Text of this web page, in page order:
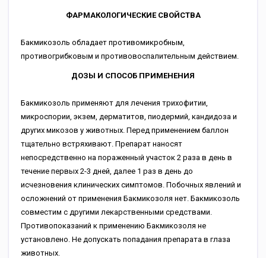
ФАРМАКОЛОГИЧЕСКИЕ СВОЙСТВА
Бакмикозоль обладает противомикробным,
противогрибковым и противовоспалительным действием.
ДОЗЫ И СПОСОБ ПРИМЕНЕНИЯ
Бакмикозоль применяют для лечения трихофитии,
микроспории, экзем, дерматитов, пиодермий, кандидоза и
других микозов у животных. Перед применением баллон
тщательно встряхивают. Препарат наносят
непосредственно на пораженный участок 2 раза в день в
течение первых 2-3 дней, далее 1 раз в день до
исчезновения клинических симптомов. Побочных явлений и
осложнений от применения Бакмикозоля нет. Бакмикозоль
совместим с другими лекарственными средствами.
Противопоказаний к применению Бакмикозоля не
установлено. Не допускать попадания препарата в глаза
животных.